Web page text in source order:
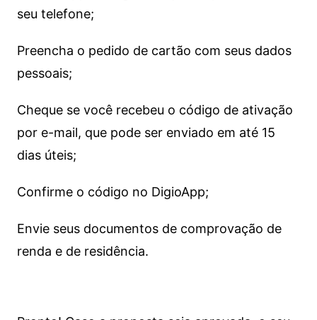
seu telefone;
Preencha o pedido de cartão com seus dados
pessoais;
Cheque se você recebeu o código de ativação
por e-mail, que pode ser enviado em até 15
dias úteis;
Confirme o código no DigioApp;
Envie seus documentos de comprovação de
renda e de residência.